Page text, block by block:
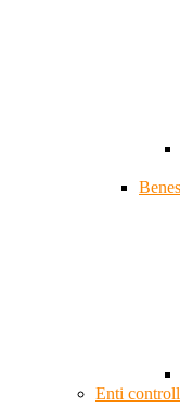
Enti